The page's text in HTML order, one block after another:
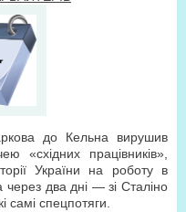
до Кельна вирушив
«східних працівників»,
України на роботу в
через два дні — зі Сталіно
самі спецпотяги.